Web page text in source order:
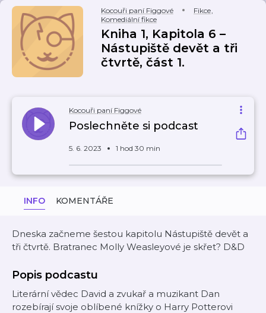
Kocouři paní Figgové Fikce,
Komediální fikce
Kniha 1, Kapitola 6 –
Nástupiště devět a tři
čtvrtě, část 1.
Kocouři paní Figgové
Poslechněte si podcast
5. 6. 2023 1 hod 30 min
INFO KOMENTÁŘE
Dneska začneme šestou kapitolu Nástupiště devět a
tři čtvrtě. Bratranec Molly Weasleyové je skřet? D&D
Popis podcastu
Literární vědec David a zvukař a muzikant Dan
rozebírají svoje oblíbené knížky o Harry Potterovi